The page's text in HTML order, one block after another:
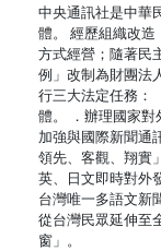
中央通訊社是中華
體。 經歷組織改
方式經營；隨著民
例」改制為財團法
行三大法定任務：
體。 ．辦理國家對
加強與國際新聞通
領先、客觀、翔實
英、日文即時對外
台灣唯一多語文新
從台灣民眾延伸至
窗」。